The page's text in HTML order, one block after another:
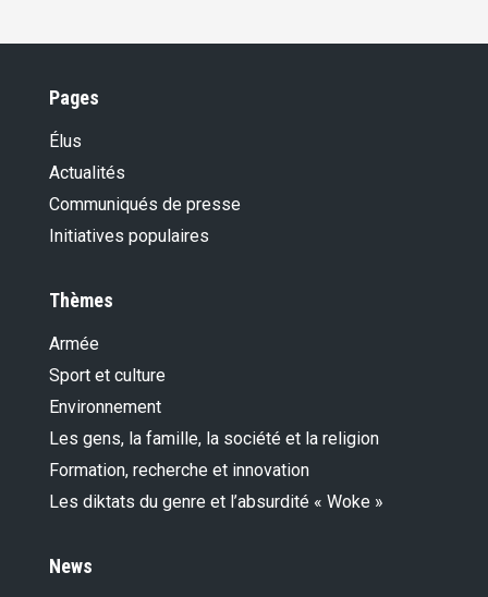
Pages
Élus
Actualités
Communiqués de presse
Initiatives populaires
Thèmes
Armée
Sport et culture
Environnement
Les gens, la famille, la société et la religion
Formation, recherche et innovation
Les diktats du genre et l’absurdité « Woke »
News